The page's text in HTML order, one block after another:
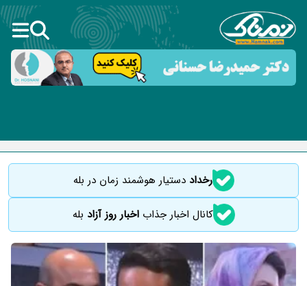
رخداددستیار هوشمند زمان در بله
کانال اخبار جذاباخبار روز آزاد بله